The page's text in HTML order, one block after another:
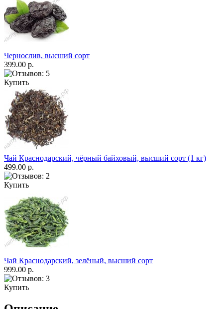
Чернослив, высший сорт
399.00 р.
Купить
Чай Краснодарский, чёрный байховый, высший сорт (1 кг)
499.00 р.
Купить
Чай Краснодарский, зелёный, высший сорт
999.00 р.
Купить